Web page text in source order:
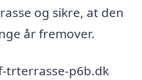
og sikre, at den
år fremover.
trterrasse-p6b.dk